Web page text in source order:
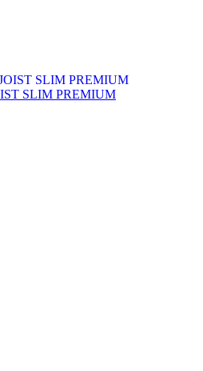
SLIM PREMIUM